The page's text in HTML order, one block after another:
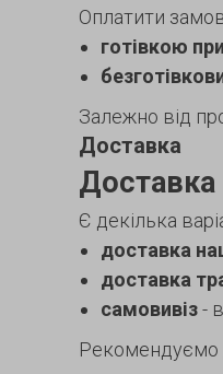
Оплатити
готівкою
Залежно від
Доставка
Доставка
Є декілька
доставка
доставка
самовивіз-
Рекомендуємо